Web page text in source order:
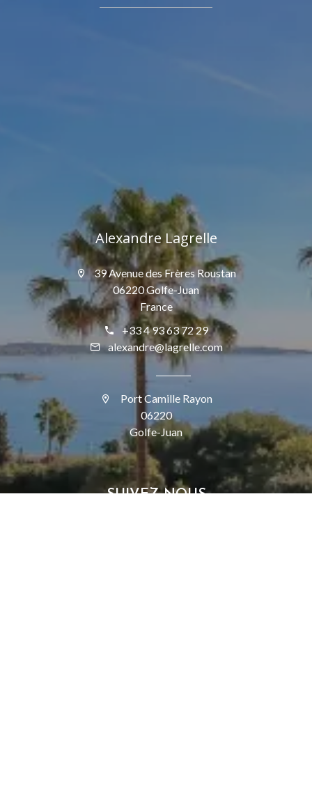
Alexandre Lagrelle
39 Avenue des Frères Roustan
06220 Golfe-Juan
France
+33 4 93 63 72 29
alexandre@lagrelle.com
Port Camille Rayon
06220
Golfe-Juan
SUIVEZ-NOUS